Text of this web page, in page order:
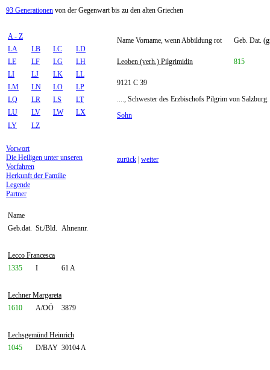
93 Generationen von der Gegenwart bis zu den alten Griechen
A - Z
LA
LB LC
LD
LE
LF LG
LH
LI
LJ LK
LL
LM
LN LO
LP
LQ
LR LS
LT
LU
LV LW
LX
LY
LZ
Vorwort
Die Heiligen unter unseren
Vorfahren
Herkunft der Familie
Legende
Partner
Name
Geb.dat. St./Bld. Ahnennr.
Lecco Francesca
1335
I 61 A
Lechner Margareta
1610
A/OÖ 3879
Lechsgemünd Heinrich
1045
D/BAY 30104 A
Name Vorname, wenn Abbildung rot Geb. Dat.
Leoben (verh.) Pilgrimidin 815
9121 C 39
...., Schwester des Erzbischofs Pilgrim von Salzburg.
Sohn
zurück weiter